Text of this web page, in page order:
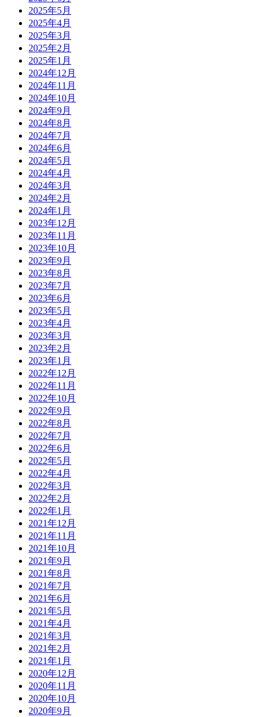
2025年5月
2025年4月
2025年3月
2025年2月
2025年1月
2024年12月
2024年11月
2024年10月
2024年9月
2024年8月
2024年7月
2024年6月
2024年5月
2024年4月
2024年3月
2024年2月
2024年1月
2023年12月
2023年11月
2023年10月
2023年9月
2023年8月
2023年7月
2023年6月
2023年5月
2023年4月
2023年3月
2023年2月
2023年1月
2022年12月
2022年11月
2022年10月
2022年9月
2022年8月
2022年7月
2022年6月
2022年5月
2022年4月
2022年3月
2022年2月
2022年1月
2021年12月
2021年11月
2021年10月
2021年9月
2021年8月
2021年7月
2021年6月
2021年5月
2021年4月
2021年3月
2021年2月
2021年1月
2020年12月
2020年11月
2020年10月
2020年9月